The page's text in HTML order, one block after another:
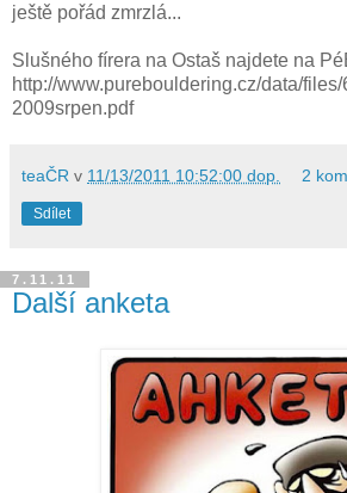
ještě pořád zmrzlá...
Slušného fírera na Ostaš najdete na
http://www.purebouldering.cz/data/
2009srpen.pdf
teaČR v 11/13/2011 10:52:00 dop. 2
Sdílet
7.11.11
Další anketa